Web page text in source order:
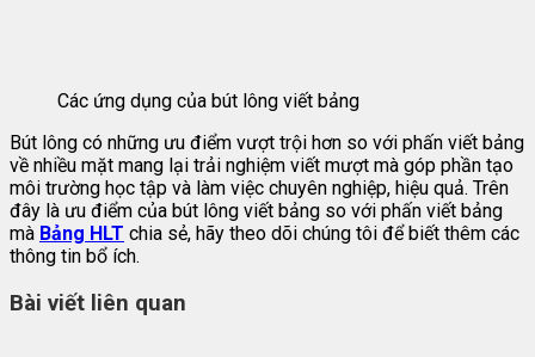
Các ứng dụng của bút lông viết bảng
Bút lông có những ưu điểm vượt trội hơn so với phấn viết bảng
về nhiều mặt mang lại trải nghiệm viết mượt mà góp phần tạo
môi trường học tập và làm việc chuyên nghiệp, hiệu quả. Trên
đây là ưu điểm của bút lông viết bảng so với phấn viết bảng
mà Bảng HLT chia sẻ, hãy theo dõi chúng tôi để biết thêm các
thông tin bổ ích.
Bài viết liên quan